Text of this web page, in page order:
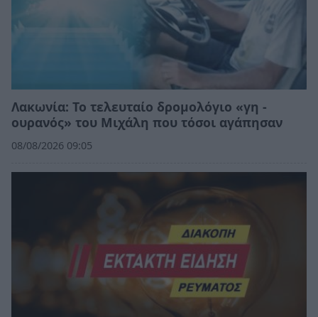
Λακωνία: Το τελευταίο δρομολόγιο «γη -
ουρανός» του Μιχάλη που τόσοι αγάπησαν
08/08/2026 09:05